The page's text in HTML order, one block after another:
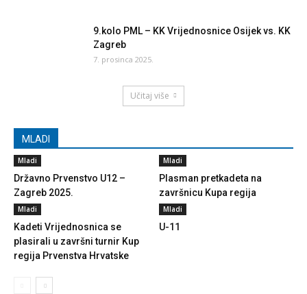
9.kolo PML – KK Vrijednosnice Osijek vs. KK
Zagreb
7. prosinca 2025.
Učitaj više
MLADI
Mladi
Državno Prvenstvo U12 –
Zagreb 2025.
Mladi
Plasman pretkadeta na
završnicu Kupa regija
Mladi
Kadeti Vrijednosnica se
plasirali u završni turnir Kup
regija Prvenstva Hrvatske
Mladi
U-11